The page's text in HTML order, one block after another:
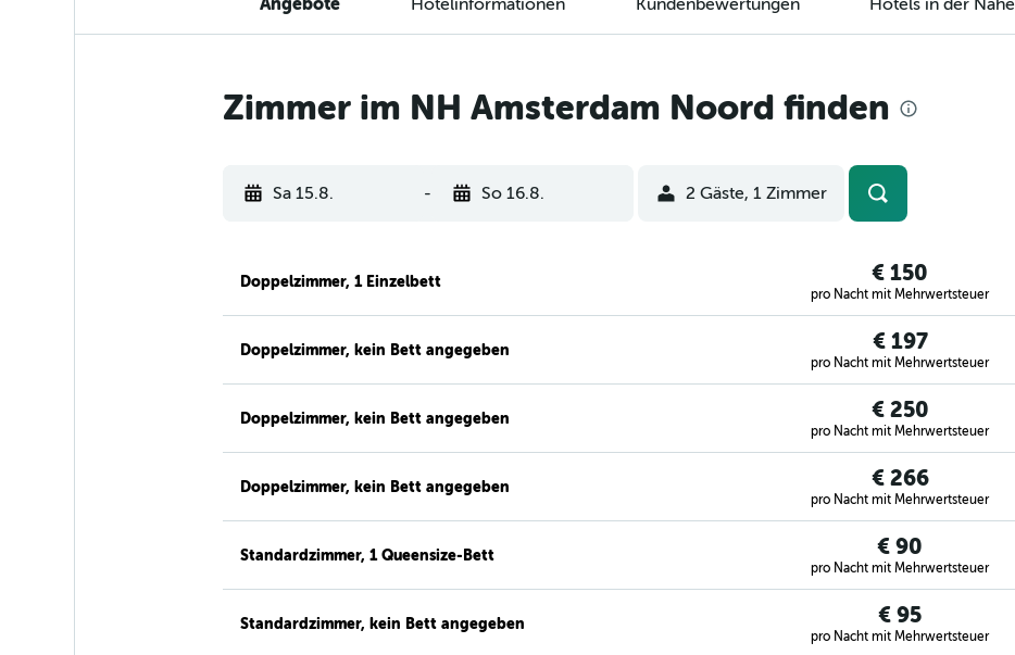
Zimmer im NH Amsterdam Noord finden
Sa 15.8. - So 16.8. 2 Gäste, 1 Zimmer
Doppelzimmer, 1 Einzelbett € 150
pro Nacht mit Mehrwertsteuer
Doppelzimmer, kein Bett angegeben € 197
pro Nacht mit Mehrwertsteuer
Doppelzimmer, kein Bett angegeben € 250
pro Nacht mit Mehrwertsteuer
Doppelzimmer, kein Bett angegeben € 266
pro Nacht mit Mehrwertsteuer
Standardzimmer, 1 Queensize-Bett € 90
pro Nacht mit Mehrwertsteuer
Standardzimmer, kein Bett angegeben € 95
pro Nacht mit Mehrwertsteuer